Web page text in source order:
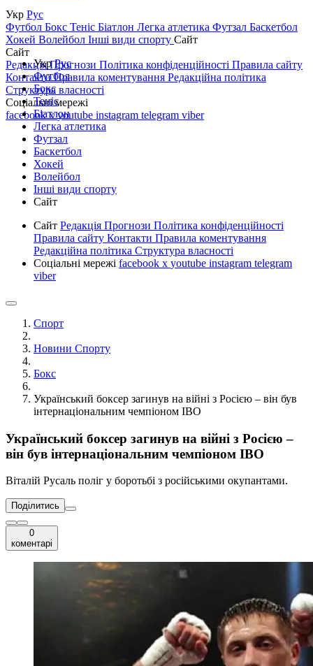
Укр Рус
Футбол Бокс Теніс Біатлон Легка атлетика Футзал Баскетбол
Хокей Волейбол Інші види спорту Сайт
Сайт
РедакціяПрогнози Політика конфіденційності Правила сайту
КонтактиПравила коментування Редакційна політика
Структура власності
Соціальні мережі
facebookxyoutube instagram telegram viber
УкрРус
Футбол
Бокс
Теніс
Біатлон
Легка атлетика
Футзал
Баскетбол
Хокей
Волейбол
Інші види спорту
Сайт
Сайт Редакція Прогнози Політика конфіденційності
Правила сайту Контакти Правила коментування
Редакційна політика Структура власності
Соціальні мережі facebook x youtube instagram telegram
viber
Спорт
Новини Спорту
Бокс
Український боксер загинув на війні з Росією – він був
інтернаціональним чемпіоном ІВО
Український боксер загинув на війні з Росією –
він був інтернаціональним чемпіоном ІВО
Віталій Русаль поліг у боротьбі з російськими окупантами.
Поділитись
0
коментарі